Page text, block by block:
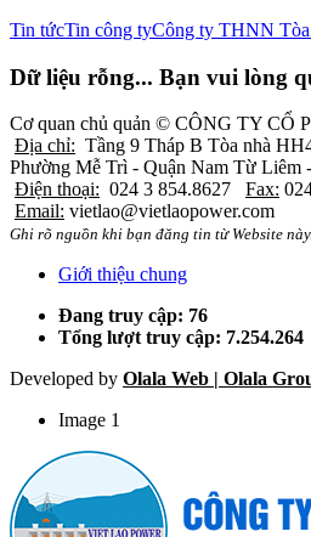
Tin tứcTin công tyCông ty THNN
Dữ liệu rỗng... Bạn vui lòng
Cơ quan chủ quản © CÔNG TY CỔ
Địa chỉ: Tầng 9 Tháp B Tòa nhà
Phường Mễ Trì - Quận Nam Từ Liêm
Điện thoại: 024 3 854.8627 Fax:
Email: vietlao@vietlaopower.com
Ghi rõ nguồn khi bạn đăng tin từ Website này.
Giới thiệu chung
Đang truy cập: 76
Tổng lượt truy cập: 7.254.264
Developed by Olala Web | Olala
Image 1